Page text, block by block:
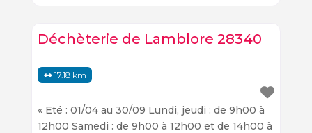
Déchèterie de Lamblore 28340
17.18 km
« Eté : 01/04 au 30/09 Lundi, jeudi : de 9h00 à
12h00 Samedi : de 9h00 à 12h00 et de 14h00 à